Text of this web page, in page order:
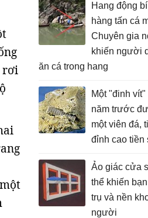
rơi
Hang động
hàng tấn cá
Chuyên gia
khiến người
ăn cá trong hang
Một "đinh
năm trước
một viên đá,
đỉnh cao tiền
Ảo giác cửa
thể khiến
trụ và nền
người